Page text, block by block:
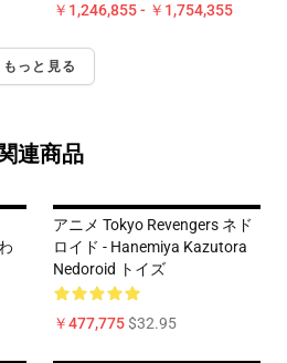
￥1,246,855 - ￥1,754,355
もっと見る
関連商品
アニメ Tokyo Revengers ネド
ロイド - Hanemiya Kazutora
Nedoroid トイズ
￥477,775$32.95